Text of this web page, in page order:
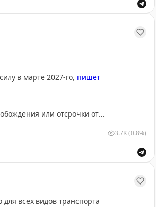
в марте 2027-го, пишет
или отсрочки от
3.7K(0.8%)
всех видов транспорта